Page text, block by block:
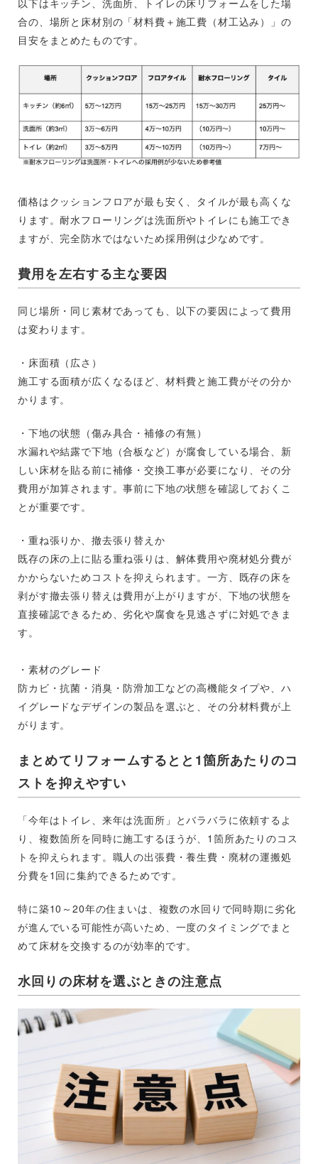
合の、場所と床材別の「材料費＋施工費（材工込み）」の
目安をまとめたものです。
価格はクッションフロアが最も安く、タイルが最も高くな
ります。耐水フローリングは洗面所やトイレにも施工でき
ますが、完全防水ではないため採用例は少なめです。
費用を左右する主な要因
同じ場所・同じ素材であっても、以下の要因によって費用
は変わります。
・床面積（広さ）
施工する面積が広くなるほど、材料費と施工費がその分か
かります。
・下地の状態（傷み具合・補修の有無）
水漏れや結露で下地（合板など）が腐食している場合、新
しい床材を貼る前に補修・交換工事が必要になり、その分
費用が加算されます。事前に下地の状態を確認しておくこ
とが重要です。
・重ね張りか、撤去張り替えか
既存の床の上に貼る重ね張りは、解体費用や廃材処分費が
かからないためコストを抑えられます。一方、既存の床を
剥がす撤去張り替えは費用が上がりますが、下地の状態を
直接確認できるため、劣化や腐食を見逃さずに対処できま
す。
・素材のグレード
防カビ・抗菌・消臭・防滑加工などの高機能タイプや、ハ
イグレードなデザインの製品を選ぶと、その分材料費が上
がります。
まとめてリフォームするとと1箇所あたりのコ
ストを抑えやすい
「今年はトイレ、来年は洗面所」とバラバラに依頼するよ
り、複数箇所を同時に施工するほうが、1箇所あたりのコス
トを抑えられます。職人の出張費・養生費・廃材の運搬処
分費を1回に集約できるためです。
特に築10～20年の住まいは、複数の水回りで同時期に劣化
が進んでいる可能性が高いため、一度のタイミングでまと
めて床材を交換するのが効率的です。
水回りの床材を選ぶときの注意点